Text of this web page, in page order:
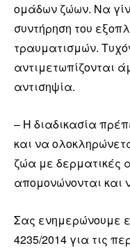
ομάδων ζώων. Να
συντήρηση του
τραυματισμών.
αντιμετωπίζονται
αντισηψία.
– Η διαδικασία
και να
ζώα με δερματικές
απομονώνονται και
Σας ενημερώνουμε
4235/2014 για τις